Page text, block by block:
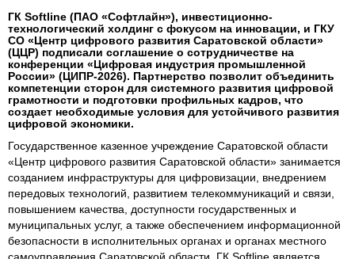
ГК Softline (ПАО «Софтлайн»), инвестиционно-
технологический холдинг с фокусом на инновации, и ГКУ
СО «Центр цифрового развития Саратовской области»
(ЦЦР) подписали соглашение о сотрудничестве на
конференции «Цифровая индустрия промышленной
России» (ЦИПР-2026). Партнерство позволит объединить
компетенции сторон для системного развития цифровой
грамотности и подготовки профильных кадров, что
создает необходимые условия для устойчивого развития
цифровой экономики.
Государственное казенное учреждение Саратовской области
«Центр цифрового развития Саратовской области» занимается
созданием инфраструктуры для цифровизации, внедрением
передовых технологий, развитием телекоммуникаций и связи,
повышением качества, доступности государственных и
муниципальных услуг, а также обеспечением информационной
безопасности в исполнительных органах и органах местного